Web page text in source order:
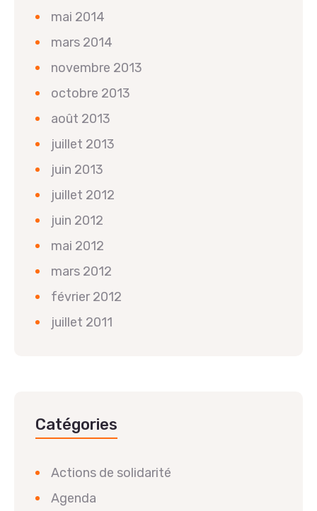
mai 2014
mars 2014
novembre 2013
octobre 2013
août 2013
juillet 2013
juin 2013
juillet 2012
juin 2012
mai 2012
mars 2012
février 2012
juillet 2011
Catégories
Actions de solidarité
Agenda